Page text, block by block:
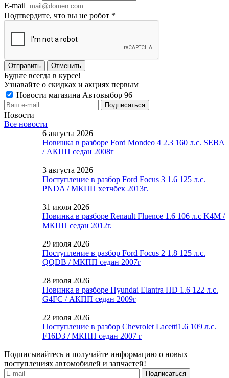
E-mail
Подтвердите, что вы не робот *
Отменить
Будьте всегда в курсе!
Узнавайте о скидках и акциях первым
Новости магазина Автовыбор 96
Новости
Все новости
6 августа 2026
Новинка в разборе Ford Mondeo 4 2.3 160 л.с. SEBA
/ АКПП седан 2008г
3 августа 2026
Поступление в разбор Ford Focus 3 1.6 125 л.с.
PNDA / МКПП хетчбек 2013г.
31 июля 2026
Новинка в разборе Renault Fluence 1.6 106 л.с K4M /
МКПП седан 2012г.
29 июля 2026
Поступление в разбор Ford Focus 2 1.8 125 л.с.
QQDB / МКПП седан 2007г
28 июля 2026
Новинка в разборе Hyundai Elantra HD 1.6 122 л.с.
G4FC / АКПП седан 2009г
22 июля 2026
Поступление в разбор Chevrolet Lacetti1.6 109 л.с.
F16D3 / МКПП седан 2007 г
Подписывайтесь и получайте информацию о новых
поступлениях автомобилей и запчастей!